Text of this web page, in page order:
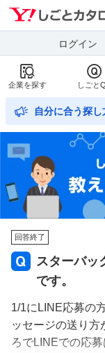
ログイン
企業を探す しごと
自分に合う探
回答終了
スターバッ
です。
1/1にLINE応募の
ッセージの送り方
ろでLINEでの応